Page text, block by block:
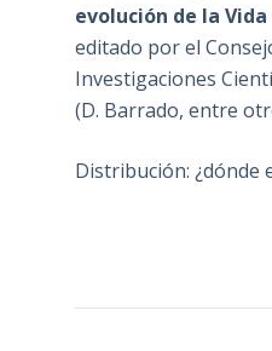
evolución de la
editado por el
Investigaciones
(D. Barrado, entre
Distribución: ¿dónde